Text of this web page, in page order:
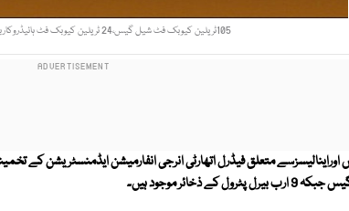
105ٹریلین کیوبک فٹ شیل گیس،24 ٹریلین کیوبک فٹ ہائیڈروکاربن کاذخیرہ ہے. فوٹو: فائل
متعلق فیڈرل اتھارٹی انرجی انفارمیشن ایڈمنسٹریشن کے